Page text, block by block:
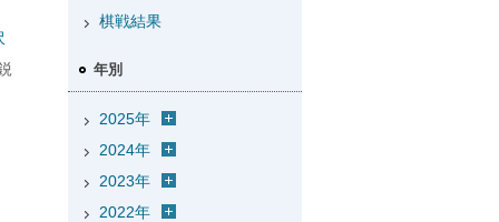
棋戦結果
年別
2025年
2024年
2023年
2022年